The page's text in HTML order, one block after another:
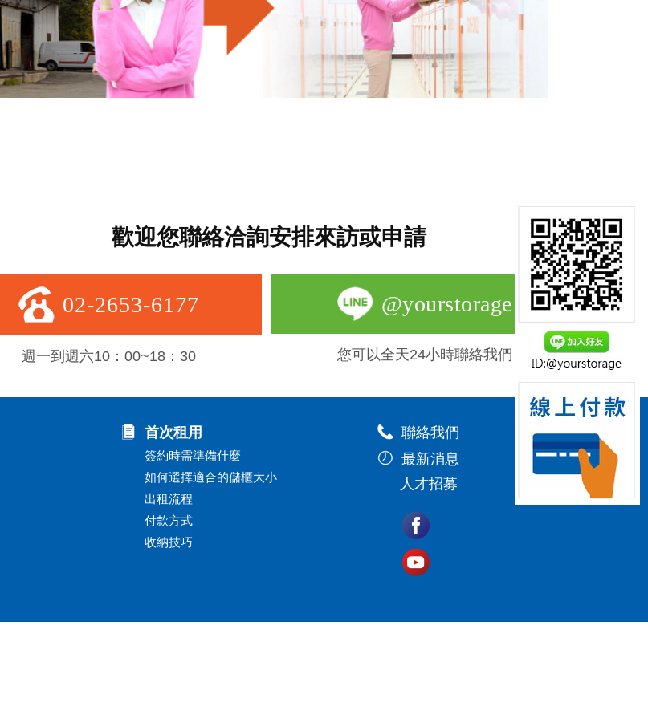
歡迎您聯絡洽詢安排來訪或申請
02-2653-6177
週一到週六10：00~18：30
@yourstorage
您可以全天24小時聯絡我們
首次租用
簽約時需準備什麼
如何選擇適合的儲櫃大小
出租流程
付款方式
收納技巧
聯絡我們
最新消息
人才招募